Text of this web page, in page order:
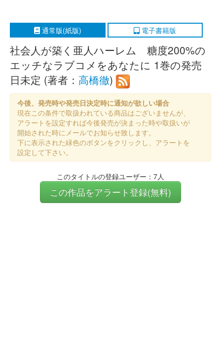
通常版(紙版) 電子書籍版
社会人が築く亜人ハーレム 糖度200%の
エッチなラブコメをあなたに 1巻の発売
日未定 (著者： 高橋徹)
今後、発売時や発売日決定時に通知が欲しい場合
現在この条件で取扱われている商品はございませんが、
アラートを設定すれば今後発売が決まった時や取扱いが
開始された時にメールでお知らせ致します。
下に表示された緑色のボタンをクリックし、アラートを
設定して下さい。
このタイトルの登録ユーザー：7人
この作品をアラート登録(無料)